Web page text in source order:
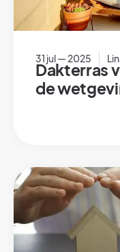
31 jul — 2025
Dakterras
de